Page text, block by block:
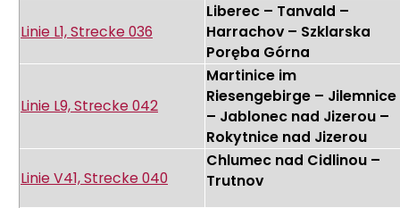
Linie L1, Strecke 036
Liberec – Tanvald –
Harrachov – Szklarska
Poręba Górna
Linie L9, Strecke 042
Martinice im
Riesengebirge – Jilemnice
– Jablonec nad Jizerou –
Rokytnice nad Jizerou
Linie V41, Strecke 040
Chlumec nad Cidlinou –
Trutnov